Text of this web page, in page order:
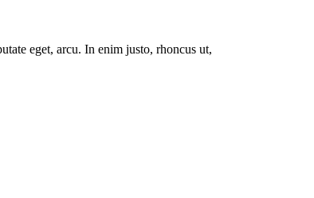
eget, arcu. In enim justo, rhoncus ut,